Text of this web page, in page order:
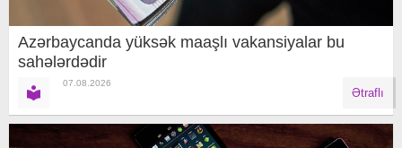
Azərbaycanda yüksək maaşlı vakansiyalar bu
sahələrdədir
07.08.2026
Ətraflı